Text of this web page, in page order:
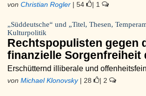
von Christian Rogler | 54 | 1
„Süddeutsche“ und „Titel, Thesen,
Kulturpolitik
Rechtspopulisten gegen
finanzielle Sorgenfreiheit
Erschütternd illiberale und
von Michael Klonovsky| 28 | 2